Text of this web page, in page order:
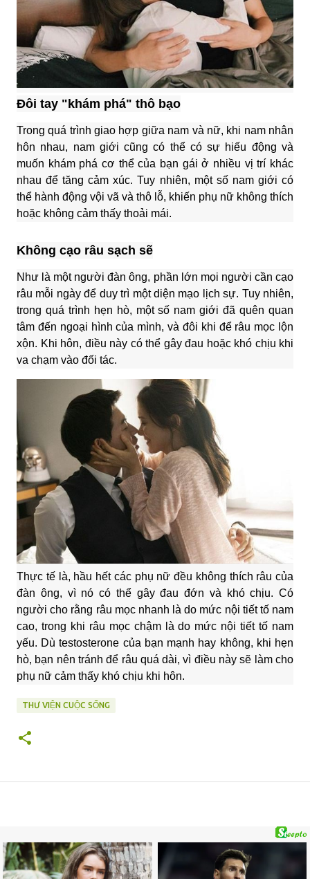
Đôi tay "khám phá" thô bạo
Trong quá trình giao hợp giữa nam và nữ, khi nam nhân
hôn nhau, nam giới cũng có thể có sự hiếu động và
muốn khám phá cơ thể của bạn gái ở nhiều vị trí khác
nhau để tăng cảm xúc. Tuy nhiên, một số nam giới có
thể hành động vội vã và thô lỗ, khiến phụ nữ không thích
hoặc không cảm thấy thoải mái.
Không cạo râu sạch sẽ
Như là một người đàn ông, phần lớn mọi người cần cạo
râu mỗi ngày để duy trì một diện mạo lịch sự. Tuy nhiên,
trong quá trình hẹn hò, một số nam giới đã quên quan
tâm đến ngoại hình của mình, và đôi khi để râu mọc lộn
xộn. Khi hôn, điều này có thể gây đau hoặc khó chịu khi
va chạm vào đối tác.
Thực tế là, hầu hết các phụ nữ đều không thích râu của
đàn ông, vì nó có thể gây đau đớn và khó chịu. Có
người cho rằng râu mọc nhanh là do mức nội tiết tố nam
cao, trong khi râu mọc chậm là do mức nội tiết tố nam
yếu. Dù testosterone của bạn mạnh hay không, khi hẹn
hò, bạn nên tránh để râu quá dài, vì điều này sẽ làm cho
phụ nữ cảm thấy khó chịu khi hôn.
THƯ VIỆN CUỘC SỐNG